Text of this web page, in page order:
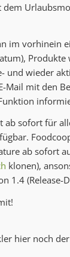
dem
im vorhinein
Produkte
und wieder
Mail mit den
ab sofort für
ab sofort
klonen),
1.4 (Release-
hier noch